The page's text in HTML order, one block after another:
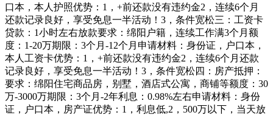
口本，本人护照优势：1，+前还款没有违约金2，连续6个月
还款记录良好，享受免息一半活动！3，条件宽松三：工资卡
贷款：1小时左右放款要求：绵阳户籍，连续工作满3个月额
度：1-20万期限：3个月-12个月申请材料：身份证，户口本，
本人工资卡优势：1，+前还款没有违约金2，连续6个月还款
记录良好，享受免息一半活动！3，条件宽松四：房产抵押：
要求：绵阳住宅商品房，别墅，酒店式公寓，商铺等额度：30
万-3000万期限：3个月-2年利息：0.98%左右申请材料：身份
证，户口本，房产证优势：1，利息低,2，500万以下，当天放